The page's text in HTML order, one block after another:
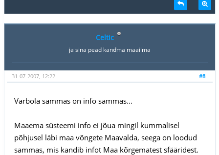
Celtic
ja sina pead kandma maailma
#8
31-07-2007, 12:22
Varbola sammas on info sammas...
Maaema süsteemi info ei jõua mingil kummalisel
põhjusel läbi maa võngete Maavalda, seega on loodud
sammas, mis kandib infot Maa kõrgematest sfääridest.